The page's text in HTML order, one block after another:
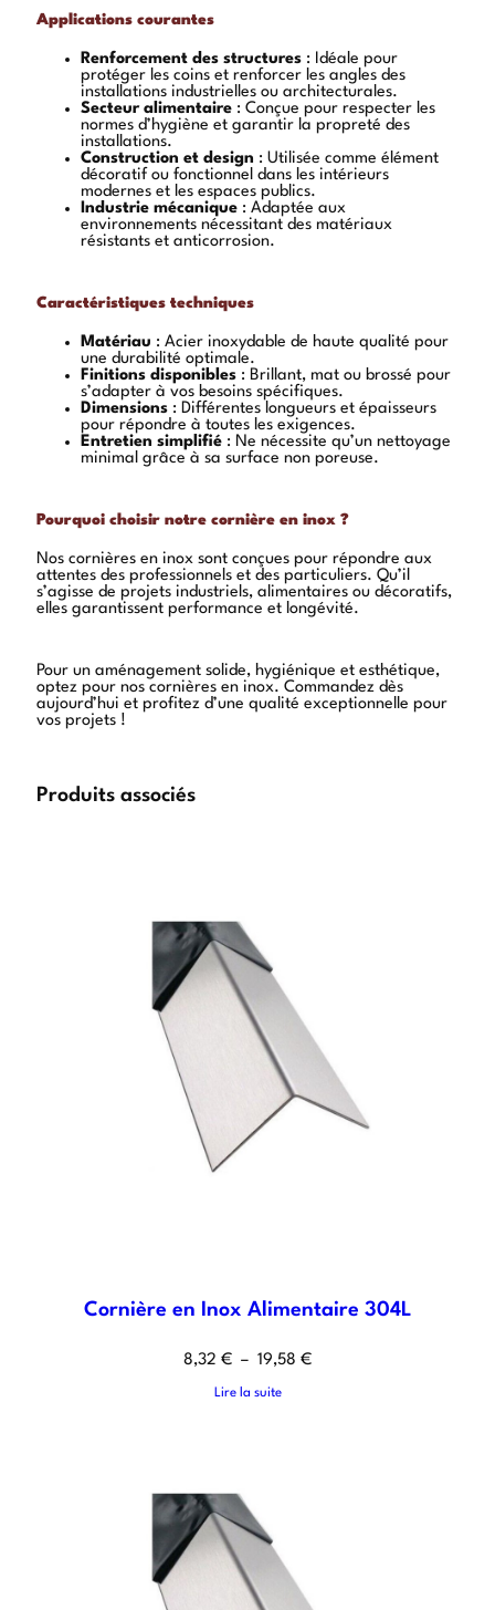
Applications courantes
Renforcement des structures : Idéale pour
protéger les coins et renforcer les angles des
installations industrielles ou architecturales.
Secteur alimentaire : Conçue pour respecter les
normes d’hygiène et garantir la propreté des
installations.
Construction et design : Utilisée comme élément
décoratif ou fonctionnel dans les intérieurs
modernes et les espaces publics.
Industrie mécanique : Adaptée aux
environnements nécessitant des matériaux
résistants et anticorrosion.
Caractéristiques techniques
Matériau : Acier inoxydable de haute qualité pour
une durabilité optimale.
Finitions disponibles : Brillant, mat ou brossé pour
s’adapter à vos besoins spécifiques.
Dimensions : Différentes longueurs et épaisseurs
pour répondre à toutes les exigences.
Entretien simplifié : Ne nécessite qu’un nettoyage
minimal grâce à sa surface non poreuse.
Pourquoi choisir notre cornière en inox ?
Nos cornières en inox sont conçues pour répondre aux
attentes des professionnels et des particuliers. Qu’il
s’agisse de projets industriels, alimentaires ou décoratifs,
elles garantissent performance et longévité.
Pour un aménagement solide, hygiénique et esthétique,
optez pour nos cornières en inox. Commandez dès
aujourd’hui et profitez d’une qualité exceptionnelle pour
vos projets !
Produits associés
Cornière en Inox Alimentaire 304L
8,32 € – 19,58 €
Lire la suite